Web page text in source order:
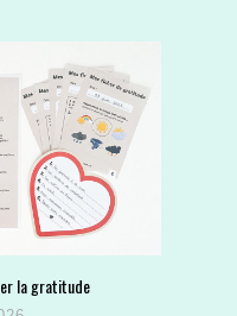
la gratitude